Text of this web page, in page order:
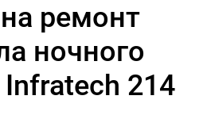
ремонт
ночного
214